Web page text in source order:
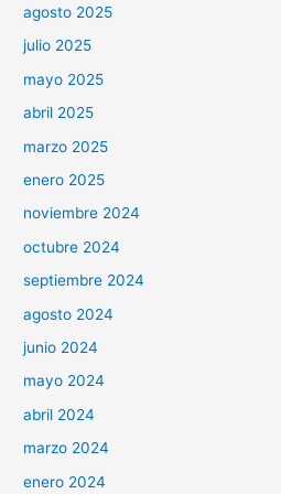
agosto 2025
julio 2025
mayo 2025
abril 2025
marzo 2025
enero 2025
noviembre 2024
octubre 2024
septiembre 2024
agosto 2024
junio 2024
mayo 2024
abril 2024
marzo 2024
enero 2024